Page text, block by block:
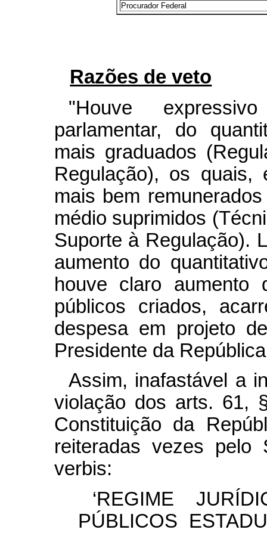
Procurador Federal
Razões de veto
"Houve
parlamentar, do
mais graduados
Regulação), os quais,
mais bem
médio suprimidos
Suporte à Regulação).
aumento do
houve claro aumento
públicos criados,
despesa em projeto
Presidente da
Assim, inafastável a
violação dos arts. 61,
Constituição da
reiteradas vezes pelo
verbis:
‘REGIME
PÚBLICOS